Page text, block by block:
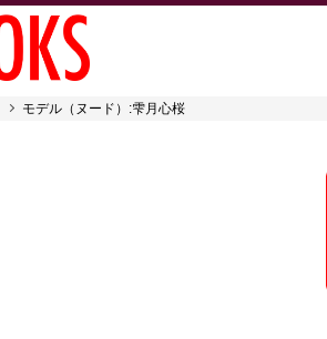
モデル（ヌード）:雫月心桜